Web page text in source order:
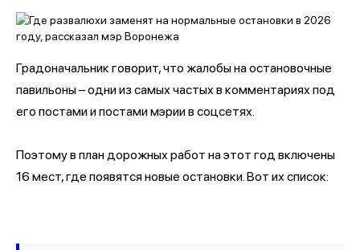
Градоначальник говорит, что жалобы на остановочные
павильоны – одни из самых частых в комментариях под
его постами и постами мэрии в соцсетях.
Поэтому в план дорожных работ на этот год включены
16 мест, где появятся новые остановки. Вот их список: